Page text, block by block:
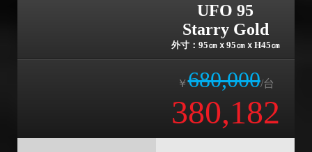
UFO 95
Starry Gold
外寸：95㎝ｘ95㎝ｘH45㎝
￥680,000/台
380,182